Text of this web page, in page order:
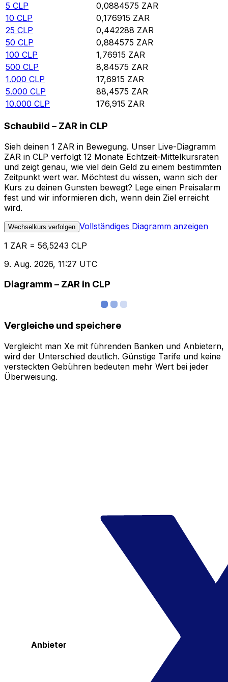
5 CLP 0,0884575 ZAR
10 CLP 0,176915 ZAR
25 CLP 0,442288 ZAR
50 CLP 0,884575 ZAR
100 CLP 1,76915 ZAR
500 CLP 8,84575 ZAR
1.000 CLP 17,6915 ZAR
5.000 CLP 88,4575 ZAR
10.000 CLP 176,915 ZAR
Schaubild – ZAR in CLP
Sieh deinen 1 ZAR in Bewegung. Unser Live-Diagramm
ZAR in CLP verfolgt 12 Monate Echtzeit-Mittelkursraten
und zeigt genau, wie viel dein Geld zu einem bestimmten
Zeitpunkt wert war. Möchtest du wissen, wann sich der
Kurs zu deinen Gunsten bewegt? Lege einen Preisalarm
fest und wir informieren dich, wenn dein Ziel erreicht
wird.
Wechselkurs verfolgen Vollständiges Diagramm anzeigen
1 ZAR = 56,5243 CLP
9. Aug. 2026, 11:27 UTC
Diagramm – ZAR in CLP
Vergleiche und speichere
Vergleicht man Xe mit führenden Banken und Anbietern,
wird der Unterschied deutlich. Günstige Tarife und keine
versteckten Gebühren bedeuten mehr Wert bei jeder
Überweisung.
Anbieter